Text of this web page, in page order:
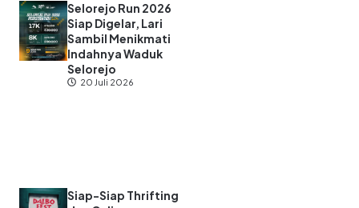
Selorejo Run 2026
Siap Digelar, Lari
Sambil Menikmati
Indahnya Waduk
Selorejo
20 Juli 2026
Siap-Siap Thrifting